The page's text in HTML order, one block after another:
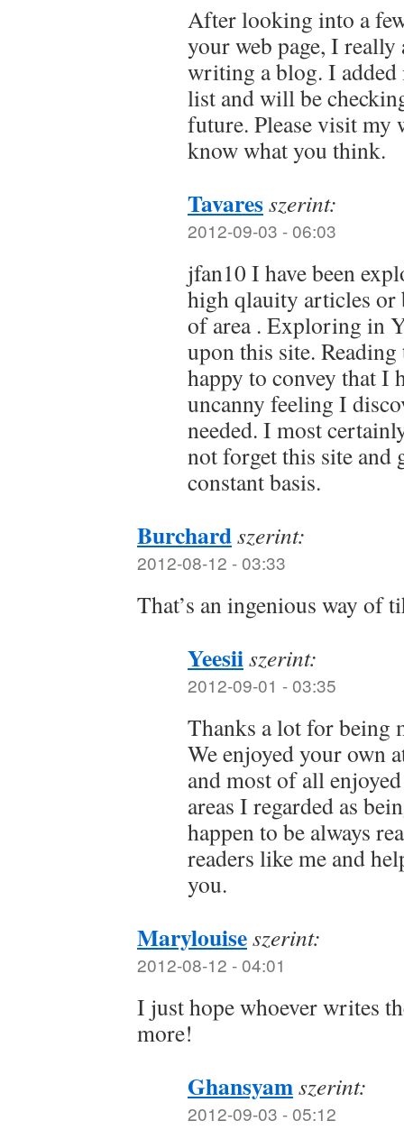
After looking into a
your web page, I
writing a blog. I
list and will be
future. Please visit my
know what you think.
Tavaresszerint:
2012-09-03 - 06:03
jfan10 I have been
high qlauity articles
of area . Exploring in
upon this site.
happy to convey that I
uncanny feeling I
needed. I most
not forget this site and
constant basis.
Burchardszerint:
2012-08-12 - 03:33
That’s an ingenious way of
Yeesiiszerint:
2012-09-01 - 03:35
Thanks a lot for being
We enjoyed your own
and most of all
areas I regarded as
happen to be always
readers like me and
you.
Marylouiseszerint:
2012-08-12 - 04:01
I just hope whoever writes
more!
Ghansyamszerint:
2012-09-03 - 05:12